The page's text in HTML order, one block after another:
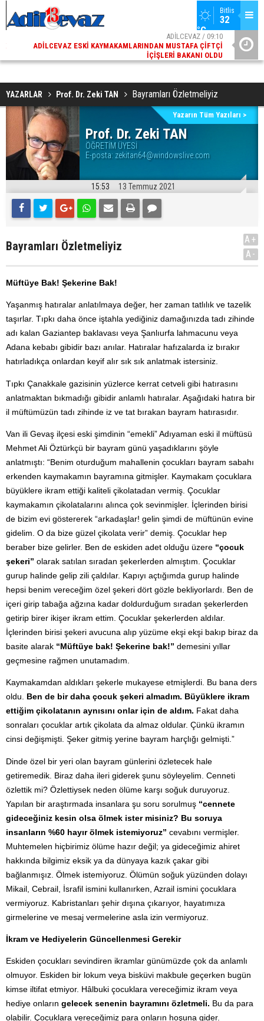
Bitlis
32
°C
ADİLCEVAZ / 09:10
ADILCEVAZ ESKI KAYMAKAMLARINDAN MUSTAFA ÇIFTÇI
İÇIŞLERI BAKANI OLDU
YAZARLAR Prof. Dr. Zeki TAN Bayramları Özletmeliyiz
Prof. Dr. Zeki TAN
ÖĞRETİM ÜYESİ
E-posta: zekitan64@windowslive.com
Yazarın Tüm Yazıları >
15:53 13 Temmuz 2021
Bayramları Özletmeliyiz
A+
A-
Müftüye Bak! Şekerine Bak!
Yaşanmış hatıralar anlatılmaya değer, her zaman tatlılık ve tazelik
taşırlar. Tıpkı daha önce iştahla yediğiniz damağınızda tadı zihinde
adı kalan Gaziantep baklavası veya Şanlıurfa lahmacunu veya
Adana kebabı gibidir bazı anılar. Hatıralar hafızalarda iz bırakır
hatırladıkça onlardan keyif alır sık sık anlatmak istersiniz.
Tıpkı Çanakkale gazisinin yüzlerce kerrat cetveli gibi hatırasını
anlatmaktan bıkmadığı gibidir anlamlı hatıralar. Aşağıdaki hatıra bir
il müftümüzün tadı zihinde iz ve tat bırakan bayram hatırasıdır.
Van ili Gevaş ilçesi eski şimdinin “emekli” Adıyaman eski il müftüsü
Mehmet Ali Öztürkçü bir bayram günü yaşadıklarını şöyle
anlatmıştı: “Benim oturduğum mahallenin çocukları bayram sabahı
erkenden kaymakamın bayramına gitmişler. Kaymakam çocuklara
büyüklere ikram ettiği kaliteli çikolatadan vermiş. Çocuklar
kaymakamın çikolatalarını alınca çok sevinmişler. İçlerinden birisi
de bizim evi göstererek “arkadaşlar! gelin şimdi de müftünün evine
gidelim. O da bize güzel çikolata verir” demiş. Çocuklar hep
beraber bize gelirler. Ben de eskiden adet olduğu üzere “çocuk
şekeri” olarak satılan sıradan şekerlerden almıştım. Çocuklar
gurup halinde gelip zili çaldılar. Kapıyı açtığımda gurup halinde
hepsi benim vereceğim özel şekeri dört gözle bekliyorlardı. Ben de
içeri girip tabağa ağzına kadar doldurduğum sıradan şekerlerden
getirip birer ikişer ikram ettim. Çocuklar şekerlerden aldılar.
İçlerinden birisi şekeri avucuna alıp yüzüme ekşi ekşi bakıp biraz da
basite alarak “Müftüye bak! Şekerine bak!” demesini yıllar
geçmesine rağmen unutamadım.
Kaymakamdan aldıkları şekerle mukayese etmişlerdi. Bu bana ders
oldu. Ben de bir daha çocuk şekeri almadım. Büyüklere ikram
ettiğim çikolatanın aynısını onlar için de aldım. Fakat daha
sonraları çocuklar artık çikolata da almaz oldular. Çünkü ikramın
cinsi değişmişti. Şeker gitmiş yerine bayram harçlığı gelmişti.”
Dinde özel bir yeri olan bayram günlerini özletecek hale
getiremedik. Biraz daha ileri giderek şunu söyleyelim. Cenneti
özlettik mi? Özlettiysek neden ölüme karşı soğuk duruyoruz.
Yapılan bir araştırmada insanlara şu soru sorulmuş “cennete
gideceğiniz kesin olsa ölmek ister misiniz? Bu soruya
insanların %60 hayır ölmek istemiyoruz” cevabını vermişler.
Muhtemelen hiçbirimiz ölüme hazır değil; ya gideceğimiz ahiret
hakkında bilgimiz eksik ya da dünyaya kazık çakar gibi
bağlanmışız. Ölmek istemiyoruz. Ölümün soğuk yüzünden dolayı
Mikail, Cebrail, İsrafil ismini kullanırken, Azrail ismini çocuklara
vermiyoruz. Kabristanları şehir dışına çıkarıyor, hayatımıza
girmelerine ve mesaj vermelerine asla izin vermiyoruz.
İkram ve Hediyelerin Güncellenmesi Gerekir
Eskiden çocukları sevindiren ikramlar günümüzde çok da anlamlı
olmuyor. Eskiden bir lokum veya bisküvi makbule geçerken bugün
kimse iltifat etmiyor. Hâlbuki çocuklara vereceğimiz ikram veya
hediye onların gelecek senenin bayramını özletmeli. Bu da para
olabilir. Çocuklara vereceğimiz para onların hoşuna gider.